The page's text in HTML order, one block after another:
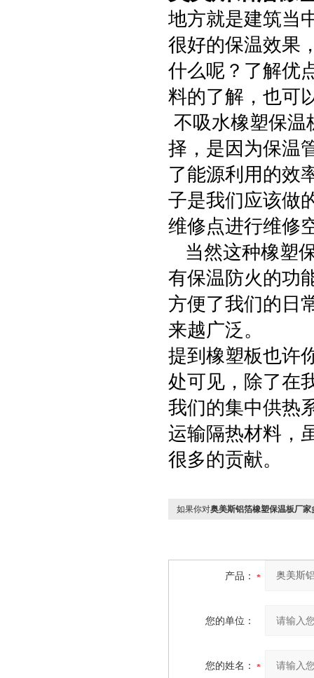
地方就是建筑当
很好的保温效果
什么呢？了解优
料的了解，也可
不吸水橡塑保温
择，是因为保温
了能源利用的效
子是我们应该做
维修点进行维修
当然这种橡塑
有保温防火的功
方便了我们的日
来越广泛。
提到橡塑板也许
处可见，除了在
我们的集中供热
运输隔热材料，
很多的贡献。
如果你对奥美斯铝箔橡塑保温板厂家
产品：
您的单位：
您的姓名：